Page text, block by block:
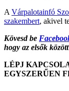
A Várpalotainfó
szakembert, akivel
Kövesd be
hogy az elsők
LÉPJ
EGYSZERŰEN